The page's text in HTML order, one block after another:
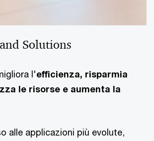
Solutions
l'efficienza, risparmia
le risorse e aumenta la
alle applicazioni più evolute,